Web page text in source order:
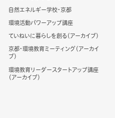
自然エネルギー学校・京都
環境活動パワーアップ講座
ていねいに暮らしを創る（アーカイブ）
京都・環境教育ミーティング（アーカイ
ブ）
環境教育リーダースタートアップ講座
（アーカイブ）